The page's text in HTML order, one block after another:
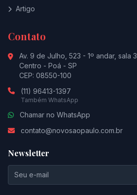
Artigo
Contato
Av. 9 de Julho, 523 - 1º andar, sala 3
Centro - Poá - SP
CEP: 08550-100
(11) 96413-1397
Também WhatsApp
Chamar no WhatsApp
contato@novosaopaulo.com.br
Newsletter